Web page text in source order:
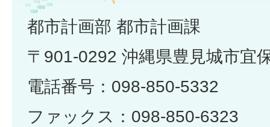
都市計画部 都市計画課
〒901-0292 沖縄県豊見城市宜
電話番号：098-850-5332
ファックス：098-850-6323